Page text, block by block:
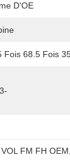
D'OE
Fois 68.5 Fois
FM FH OEM